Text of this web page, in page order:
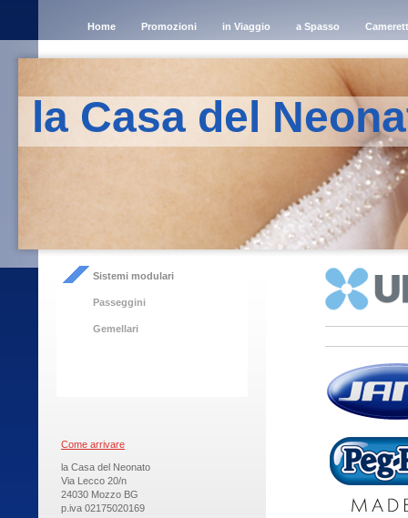
Home Promozioni in Viaggio a Spasso
la Casa del
Sistemi modulari
Passeggini
Gemellari
Come arrivare
la Casa del Neonato
Via Lecco 20/n
24030 Mozzo BG
p.iva 02175020169